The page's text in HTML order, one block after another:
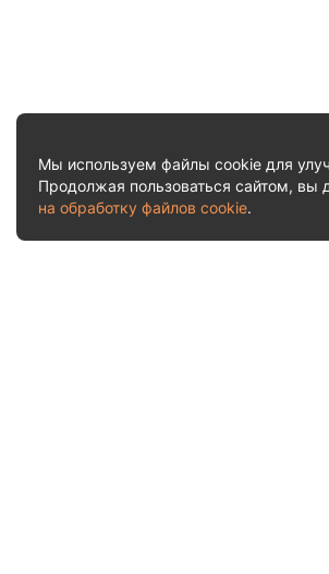
Мы используем файлы cookie для
Продолжая пользоваться сайтом, вы
на обработку файлов cookie.